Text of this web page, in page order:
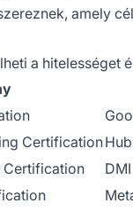
amely
a hitelességet
Certification
Certification
DMI